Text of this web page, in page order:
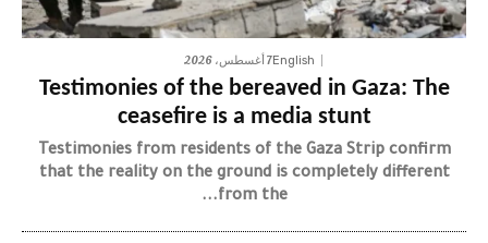
English7 أغسطس، 2026
Testimonies of the bereaved in Gaza: The
ceasefire is a media stunt
Testimonies from residents of the Gaza Strip confirm
that the reality on the ground is completely different
from the...